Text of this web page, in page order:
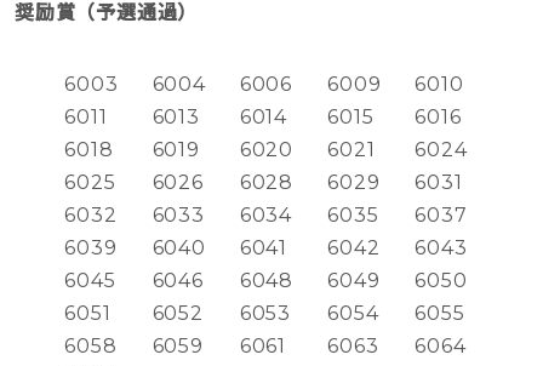
奨励賞（予選通過）
6003 6004 6006 6009
6010
6011
6013 6014 6015
6016
6018
6019 6020 6021
6024
6025
6026 6028 6029
6031
6032
6033 6034 6035
6037
6039
6040 6041 6042
6043
6045
6046 6048 6049
6050
6051
6052 6053 6054
6055
6058
6059 6061 6063
6064